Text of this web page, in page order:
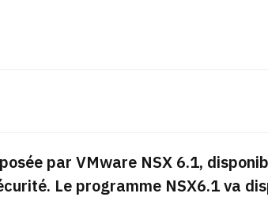
par VMware NSX 6.1,
Le programme NSX6.1 va